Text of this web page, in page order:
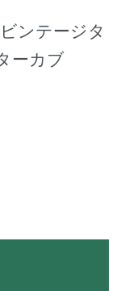
ンテージタ
ーカブ